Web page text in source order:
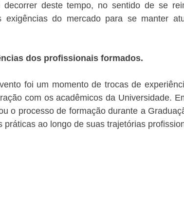
deste tempo, no sentido de se
exigências do mercado para se manter
dos profissionais formados.
foi um momento de trocas de
com os acadêmicos da Universidade.
o processo de formação durante a
práticas ao longo de suas trajetórias